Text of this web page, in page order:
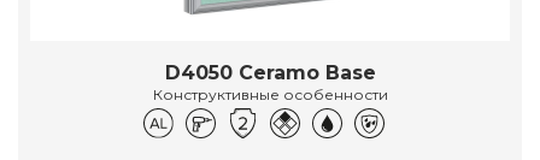
D4050 Ceramo Base
Конструктивные особенности